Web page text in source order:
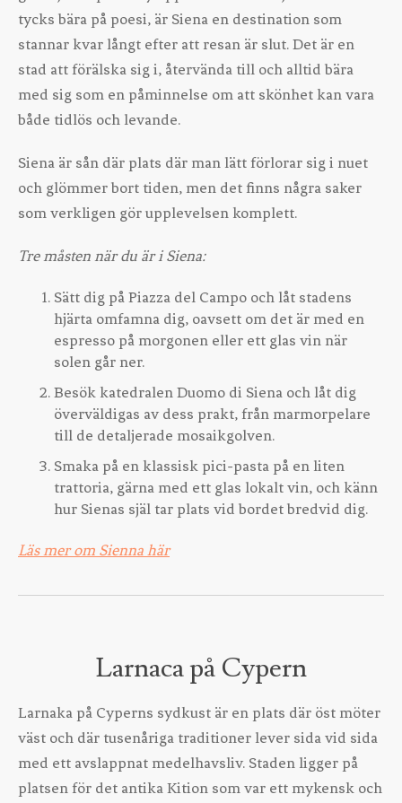
tycks bära på poesi, är Siena en destination som
stannar kvar långt efter att resan är slut. Det är en
stad att förälska sig i, återvända till och alltid bära
med sig som en påminnelse om att skönhet kan vara
både tidlös och levande.
Siena är sån där plats där man lätt förlorar sig i nuet
och glömmer bort tiden, men det finns några saker
som verkligen gör upplevelsen komplett.
Tre måsten när du är i Siena:
Sätt dig på Piazza del Campo och låt stadens
hjärta omfamna dig, oavsett om det är med en
espresso på morgonen eller ett glas vin när
solen går ner.
Besök katedralen Duomo di Siena och låt dig
överväldigas av dess prakt, från marmorpelare
till de detaljerade mosaikgolven.
Smaka på en klassisk pici-pasta på en liten
trattoria, gärna med ett glas lokalt vin, och känn
hur Sienas själ tar plats vid bordet bredvid dig.
Läs mer om Sienna här
Larnaca på Cypern
Larnaka på Cyperns sydkust är en plats där öst möter
väst och där tusenåriga traditioner lever sida vid sida
med ett avslappnat medelhavsliv. Staden ligger på
platsen för det antika Kition som var ett mykensk och